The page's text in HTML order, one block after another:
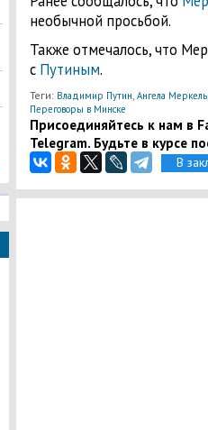
необычной просьбой.
Также отмечалось, что
с Путиным.
Теги: Владимир Путин, Ангела Меркель
Переговоры в Минске
Присоединяйтесь к нам в
Telegram. Будьте в курсе
В